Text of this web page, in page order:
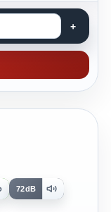
72dB